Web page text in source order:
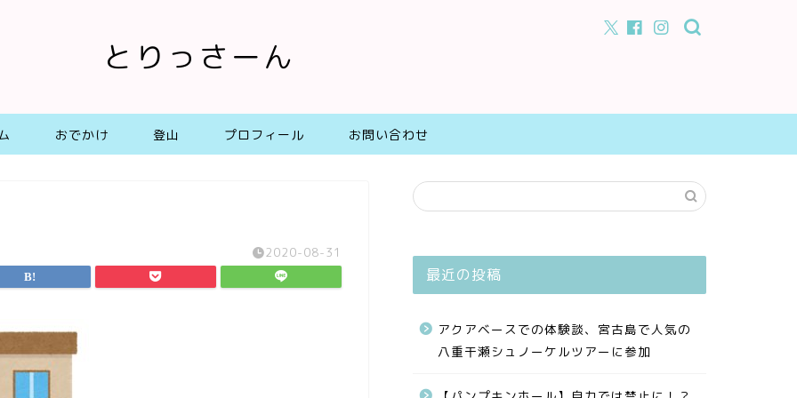
とりっさーん
おでかけ 登山 プロフィール お問い合わせ
2020-08-31
最近の投稿
アクアベースでの体験談、宮古島で人気の
八重干瀬シュノーケルツアーに参加